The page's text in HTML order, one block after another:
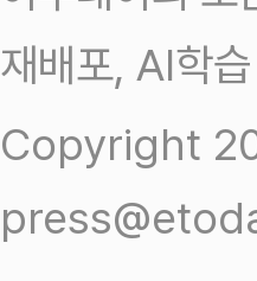
재배포, AI학
Copyright